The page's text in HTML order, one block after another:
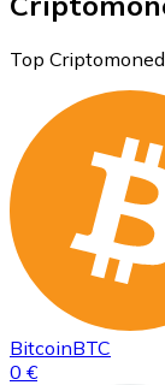
Top
BitcoinBTC
0 €